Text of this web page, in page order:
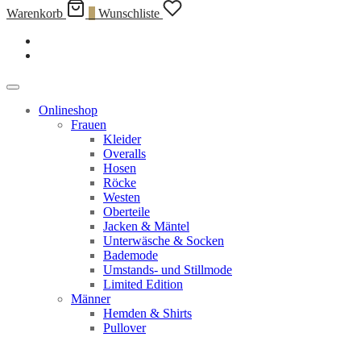
Warenkorb
Wunschliste
Onlineshop
Frauen
Kleider
Overalls
Hosen
Röcke
Westen
Oberteile
Jacken & Mäntel
Unterwäsche & Socken
Bademode
Umstands- und Stillmode
Limited Edition
Männer
Hemden & Shirts
Pullover